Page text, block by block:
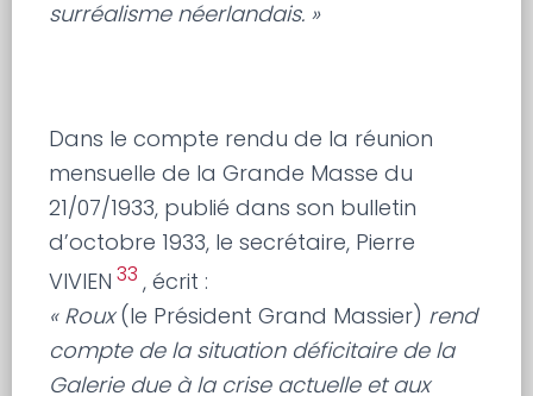
surréalisme néerlandais. »
Dans le compte rendu de la réunion
mensuelle de la Grande Masse du
21/07/1933, publié dans son bulletin
d’octobre 1933, le secrétaire, Pierre
VIVIEN 33 , écrit :
« Roux(le Président Grand Massier) rend
compte de la situation déficitaire de la
Galerie due à la crise actuelle et aux